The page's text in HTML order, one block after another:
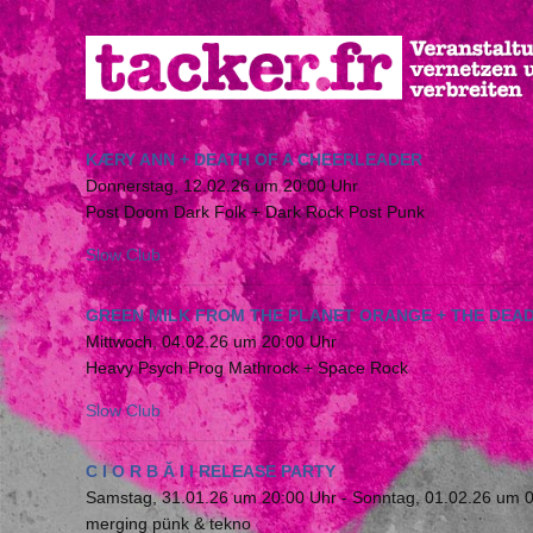
Direkt
zum
Inhalt
KÆRY ANN + DEATH OF A CHEERLEADER
Donnerstag, 12.02.26 um 20:00 Uhr
Post Doom Dark Folk + Dark Rock Post Punk
Slow Club
GREEN MILK FROM THE PLANET ORANGE + THE
Mittwoch, 04.02.26 um 20:00 Uhr
Heavy Psych Prog Mathrock + Space Rock
Slow Club
C I O R B Ă I I RELEASE PARTY
Samstag, 31.01.26 um 20:00 Uhr-Sonntag, 01.02.26 um
merging pünk & tekno